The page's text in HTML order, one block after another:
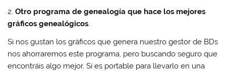
2.Otro programa de genealogía que hace los mejores
gráficos genealógicos.
Si nos gustan los gráficos que genera nuestro gestor de BDs
nos ahorraremos este programa, pero buscando seguro que
encontráis algo mejor. Si es portable para llevarlo en una